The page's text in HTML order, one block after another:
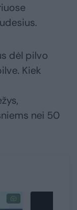
dėl pilvo
Kiek
nei 50